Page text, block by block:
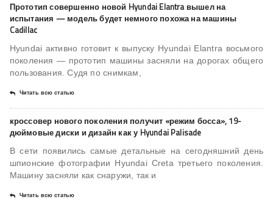
Прототип совершенно новой Hyundai Elantra вышел на
испытания — модель будет немного похожа на машины
Cadillac
Hyundai активно готовит к выпуску Hyundai Elantra восьмого
поколения — прототип машины засняли на дорогах общего
пользования. Судя по снимкам,
Читать всю статью
кроссовер нового поколения получит «режим босса», 19-
дюймовые диски и дизайн как у Hyundai Palisade
В сети появились самые детальные на сегодняшний день
шпионские фотографии Hyundai Creta третьего поколения.
Машину засняли как снаружи, так и
Читать всю статью